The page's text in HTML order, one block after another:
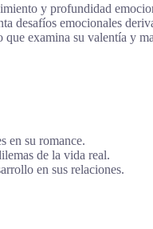
y profundidad
desafíos emocionales
que examina su valentía y
en su romance.
de la vida real.
en sus relaciones.